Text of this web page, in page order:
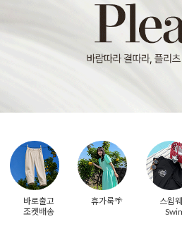
바로출고
조켓배송
휴가룩🌴
스윔